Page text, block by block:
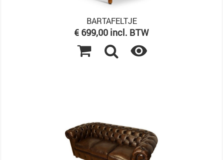
BARTAFELTJE
Prijs
€ 699,00 incl. BTW
